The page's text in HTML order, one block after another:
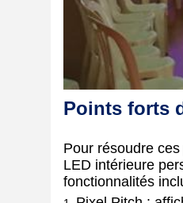
Points forts
Pour résoudre
LED intérieure
fonctionnalités